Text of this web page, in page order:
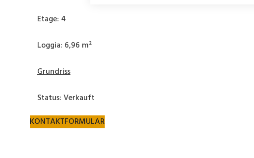
Etage: 4
Loggia: 6,96 m²
Grundriss
Status: Verkauft
KONTAKTFORMULAR